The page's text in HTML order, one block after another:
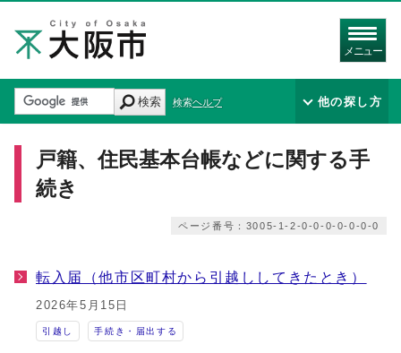
メニュー
検索 検索ヘルプ 他の探し方
戸籍、住民基本台帳などに関する手
続き
ページ番号：3005-1-2-0-0-0-0-0-0-0
転入届（他市区町村から引越ししてきたとき）
2026年5月15日
引越し 手続き・届出する